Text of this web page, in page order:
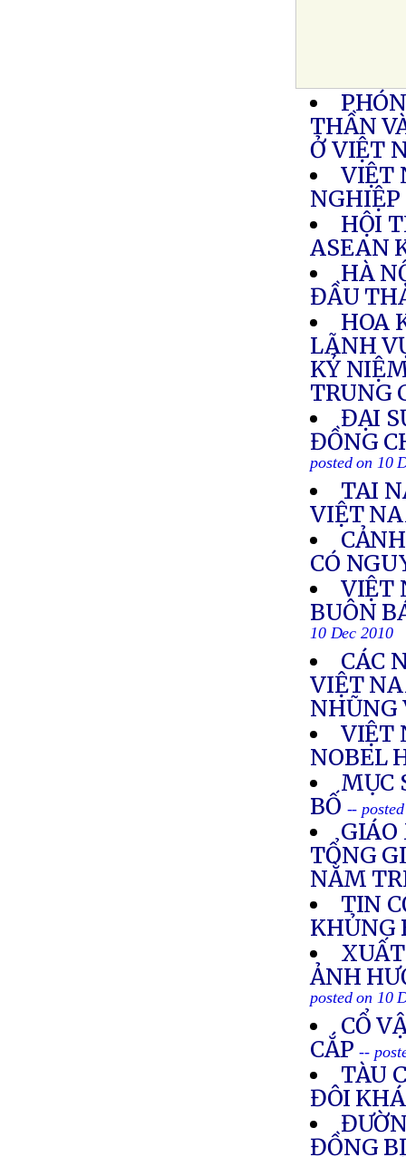
THẦN
Ở VIỆT
VIỆT
NGHIỆP
HỘI
ASEAN
HÀ
ĐẦU
HOA
LÃNH
KỶ
TRUNG
ĐẠI
ĐỒNG
posted on 10
TAI
VIỆT
CÓ
VIỆT
BUÔN
10 Dec 2010
CÁC
VIỆT
NHŨNG
VIỆT
NOBEL
MỤC
BỐ --
GIÁO
TỔNG
NẰM
TIN
KHỦNG
ẢNH
posted on 10
CỔ
CẮP--
TÀU
ĐÔI
ĐỒNG